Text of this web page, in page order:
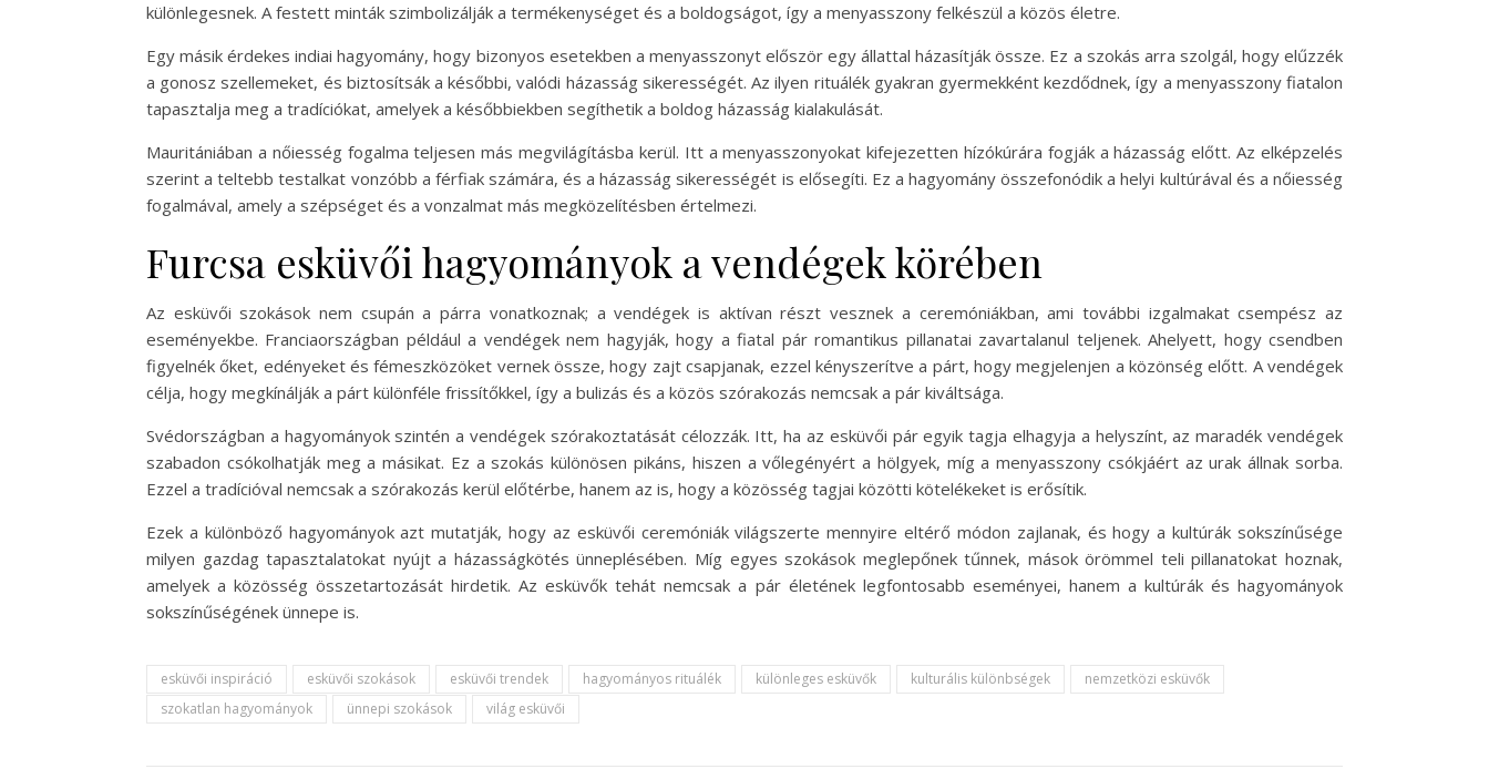
különlegesnek. A festett minták szimbolizálják a termékenységet és a boldogságot, így a menyasszony felkészül a közös életre.
Egy másik érdekes indiai hagyomány, hogy bizonyos esetekben a menyasszonyt először egy állattal házasítják össze. Ez a szokás arra szolgál, hogy elűzzék
a gonosz szellemeket, és biztosítsák a későbbi, valódi házasság sikerességét. Az ilyen rituálék gyakran gyermekként kezdődnek, így a menyasszony fiatalon
tapasztalja meg a tradíciókat, amelyek a későbbiekben segíthetik a boldog házasság kialakulását.
Mauritániában a nőiesség fogalma teljesen más megvilágításba kerül. Itt a menyasszonyokat kifejezetten hízókúrára fogják a házasság előtt. Az elképzelés
szerint a teltebb testalkat vonzóbb a férfiak számára, és a házasság sikerességét is elősegíti. Ez a hagyomány összefonódik a helyi kultúrával és a nőiesség
fogalmával, amely a szépséget és a vonzalmat más megközelítésben értelmezi.
Furcsa esküvői hagyományok a vendégek körében
Az esküvői szokások nem csupán a párra vonatkoznak; a vendégek is aktívan részt vesznek a ceremóniákban, ami további izgalmakat csempész az
eseményekbe. Franciaországban például a vendégek nem hagyják, hogy a fiatal pár romantikus pillanatai zavartalanul teljenek. Ahelyett, hogy csendben
figyelnék őket, edényeket és fémeszközöket vernek össze, hogy zajt csapjanak, ezzel kényszerítve a párt, hogy megjelenjen a közönség előtt. A vendégek
célja, hogy megkínálják a párt különféle frissítőkkel, így a bulizás és a közös szórakozás nemcsak a pár kiváltsága.
Svédországban a hagyományok szintén a vendégek szórakoztatását célozzák. Itt, ha az esküvői pár egyik tagja elhagyja a helyszínt, az maradék vendégek
szabadon csókolhatják meg a másikat. Ez a szokás különösen pikáns, hiszen a vőlegényért a hölgyek, míg a menyasszony csókjáért az urak állnak sorba.
Ezzel a tradícióval nemcsak a szórakozás kerül előtérbe, hanem az is, hogy a közösség tagjai közötti kötelékeket is erősítik.
Ezek a különböző hagyományok azt mutatják, hogy az esküvői ceremóniák világszerte mennyire eltérő módon zajlanak, és hogy a kultúrák sokszínűsége
milyen gazdag tapasztalatokat nyújt a házasságkötés ünneplésében. Míg egyes szokások meglepőnek tűnnek, mások örömmel teli pillanatokat hoznak,
amelyek a közösség összetartozását hirdetik. Az esküvők tehát nemcsak a pár életének legfontosabb eseményei, hanem a kultúrák és hagyományok
sokszínűségének ünnepe is.
esküvői inspiráció esküvői szokások esküvői trendek hagyományos rituálék különleges esküvők kulturális különbségek
nemzetközi esküvők
szokatlan hagyományok
ünnepi szokások világ esküvői